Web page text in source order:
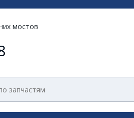
мостов